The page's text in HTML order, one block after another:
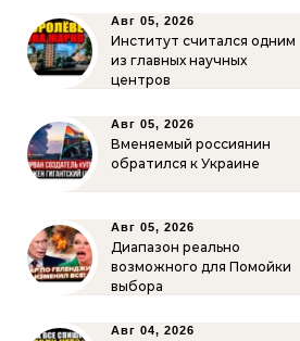
Авг 05, 2026
Институт считался одним
из главных научных
центров
Авг 05, 2026
Вменяемый россиянин
обратился к Украине
Авг 05, 2026
Диапазон реально
возможного для Помойки
выбора
Авг 04, 2026